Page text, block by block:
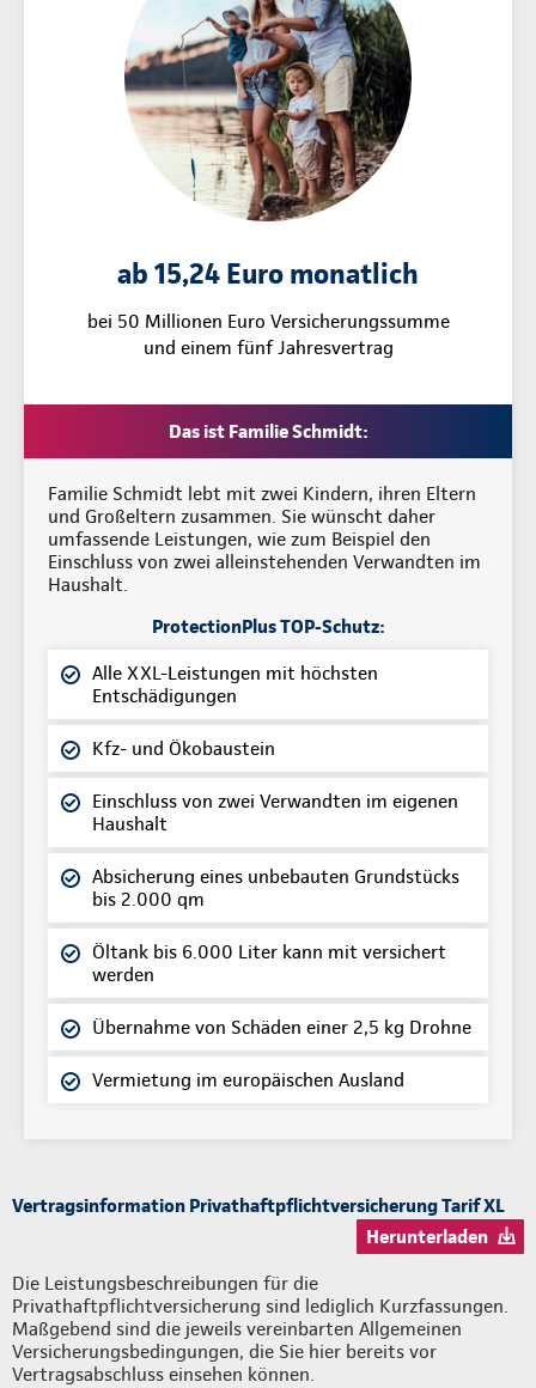
ab 15,24 Euro monatlich
bei 50 Millionen Euro Versicherungssumme
und einem fünf Jahresvertrag
Das ist Familie Schmidt:
Familie Schmidt lebt mit zwei Kindern, ihren Eltern
und Großeltern zusammen. Sie wünscht daher
umfassende Leistungen, wie zum Beispiel den
Einschluss von zwei alleinstehenden Verwandten im
Haushalt.
ProtectionPlus TOP-Schutz:
Alle XXL-Leistungen mit höchsten
Entschädigungen
Kfz- und Ökobaustein
Einschluss von zwei Verwandten im eigenen
Haushalt
Absicherung eines unbebauten Grundstücks
bis 2.000 qm
Öltank bis 6.000 Liter kann mit versichert
werden
Übernahme von Schäden einer 2,5 kg Drohne
Vermietung im europäischen Ausland
Vertragsinformation Privathaftpflichtversicherung Tarif XL
Herunterladen
Die Leistungsbeschreibungen für die
Privathaftpflichtversicherung sind lediglich Kurzfassungen.
Maßgebend sind die jeweils vereinbarten Allgemeinen
Versicherungsbedingungen, die Sie hier bereits vor
Vertragsabschluss einsehen können.